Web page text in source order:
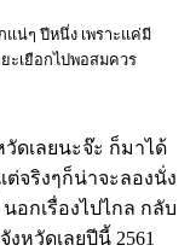
น่ๆ ปีหนึ่ง เพราะแค่มี
ะเยือกไปพอสมควร
ดเลยนะจ๊ะ ก็มาได้
ต่จริงๆก็น่าจะลองนั่ง
อกเรื่องไปไกล กลับ
หวัดเลยปีนี้ 2561